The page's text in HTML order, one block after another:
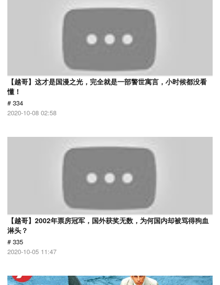
【越哥】这才是国漫之光，完全就是一部警世寓言，小时候都没看
懂！
# 334
2020-10-08 02:58
【越哥】2002年票房冠军，国外获奖无数，为何国内却被骂得狗血
淋头？
# 335
2020-10-05 11:47